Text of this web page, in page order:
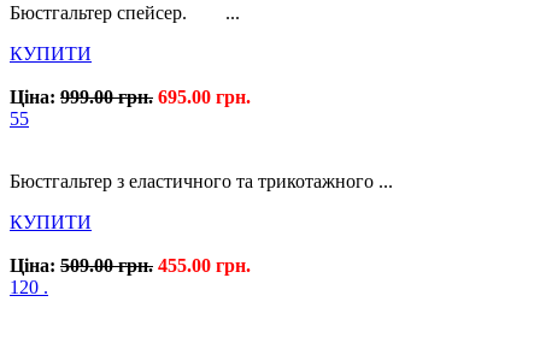
Бюстгальтер спейсер. ...
КУПИТИ
Ціна: 999.00 грн. 695.00 грн.
55
Бюстгальтер з еластичного та трикотажного ...
КУПИТИ
Ціна: 509.00 грн. 455.00 грн.
120 .